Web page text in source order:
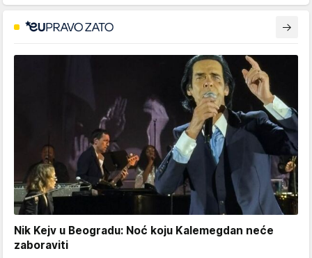
Nik Kejv u Beogradu: Noć koju Kalemegdan neće
zaboraviti